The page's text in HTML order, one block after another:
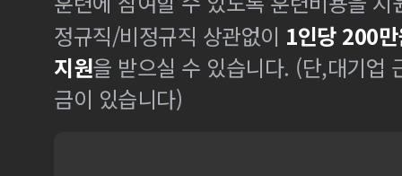
정규직/비정규직 상관없이 1인당 200
지원을 받으실 수 있습니다. (단,대기업
금이 있습니다)